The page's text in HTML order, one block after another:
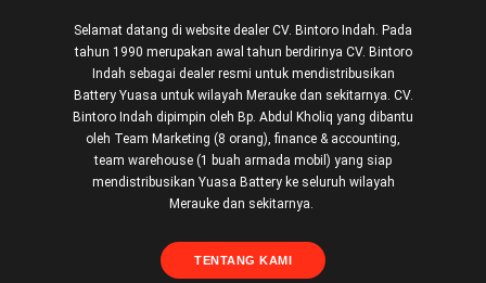
Selamat datang di website dealer CV. Bintoro Indah. Pada
tahun 1990 merupakan awal tahun berdirinya CV. Bintoro
Indah sebagai dealer resmi untuk mendistribusikan
Battery Yuasa untuk wilayah Merauke dan sekitarnya. CV.
Bintoro Indah dipimpin oleh Bp. Abdul Kholiq yang dibantu
oleh Team Marketing (8 orang), finance & accounting,
team warehouse (1 buah armada mobil) yang siap
mendistribusikan Yuasa Battery ke seluruh wilayah
Merauke dan sekitarnya.
TENTANG KAMI